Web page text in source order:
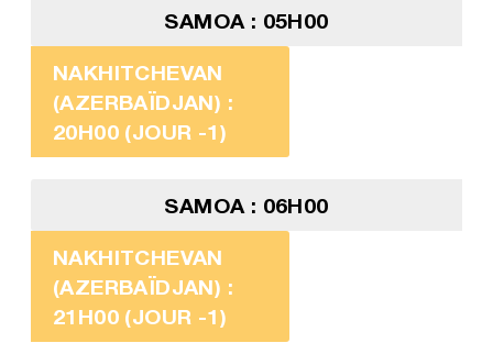
SAMOA : 05H00
NAKHITCHEVAN
(AZERBAÏDJAN) :
20H00 (JOUR -1)
SAMOA : 06H00
NAKHITCHEVAN
(AZERBAÏDJAN) :
21H00 (JOUR -1)